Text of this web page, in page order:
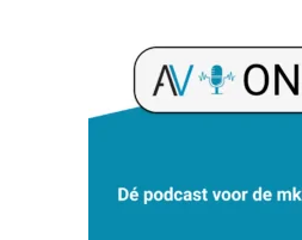
Rohalt